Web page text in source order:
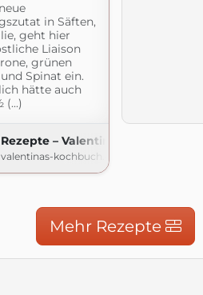
in Säften,
geht hier
Liaison
grünen
Spinat ein.
hätte auch
Rezepte – Valentinas-Kochbuch.de
valentinas-kochbuch.de
Mehr Rezepte